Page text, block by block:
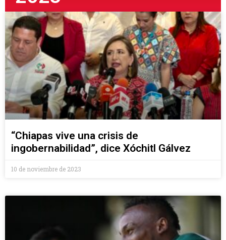
“Chiapas vive una crisis de
ingobernabilidad”, dice Xóchitl Gálvez
10 de noviembre de 2023